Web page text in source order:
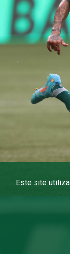
Este site